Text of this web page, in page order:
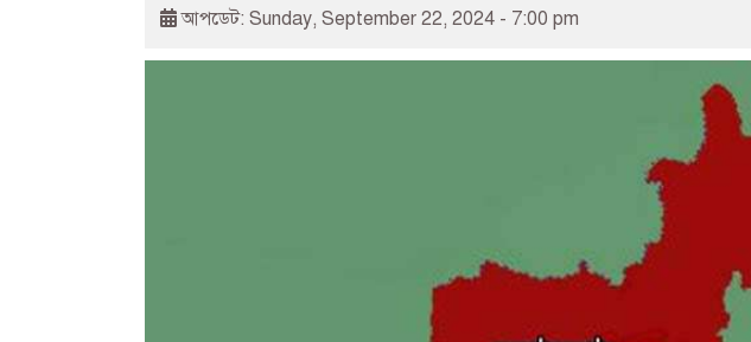
আপডেট: Sunday, September 22, 2024 - 7:00 pm